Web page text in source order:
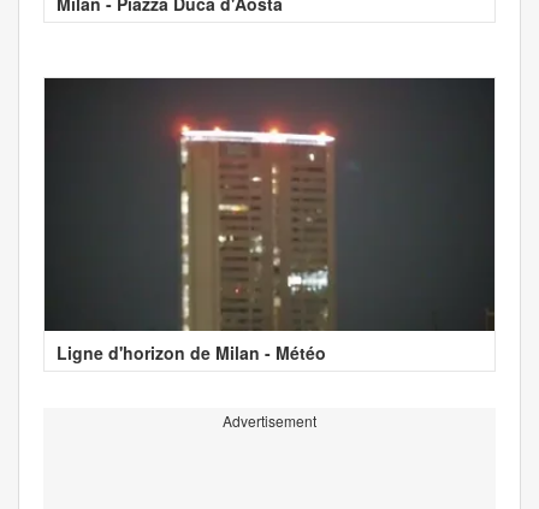
Ligne d'horizon de Milan - Météo
Advertisement